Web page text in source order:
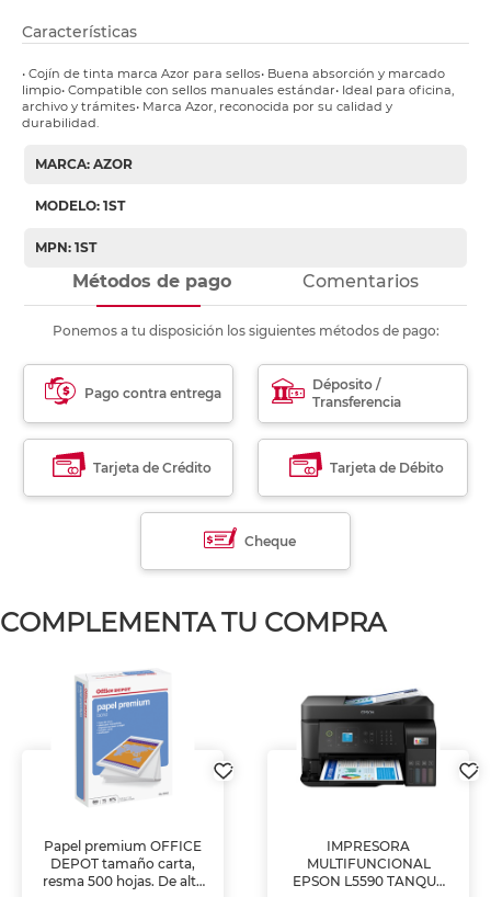
Características
• Cojín de tinta marca Azor para sellos• Buena absorción y marcado
limpio• Compatible con sellos manuales estándar• Ideal para oficina,
archivo y trámites• Marca Azor, reconocida por su calidad y
durabilidad.
MARCA: AZOR
MODELO: 1ST
MPN: 1ST
Métodos de pago Comentarios
Ponemos a tu disposición los siguientes métodos de pago:
Pago contra entrega
Déposito /
Transferencia
Tarjeta de Crédito Tarjeta de Débito
Cheque
COMPLEMENTA TU COMPRA
Papel premium OFFICE
DEPOT tamaño carta,
resma 500 hojas. De alta
IMPRESORA
MULTIFUNCIONAL
EPSON L5590 TANQUE